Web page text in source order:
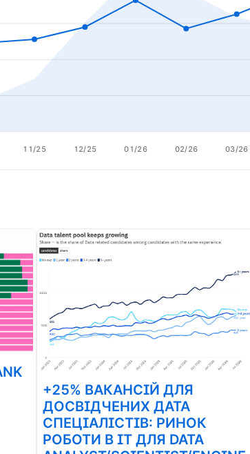
11/25 12/25 01/26 02/26 03/26
+25% ВАКАНСІЙ ДЛЯ
ДОСВІДЧЕНИХ ДАТА
СПЕЦІАЛІСТІВ: РИНОК
РОБОТИ В ІТ ДЛЯ DATA